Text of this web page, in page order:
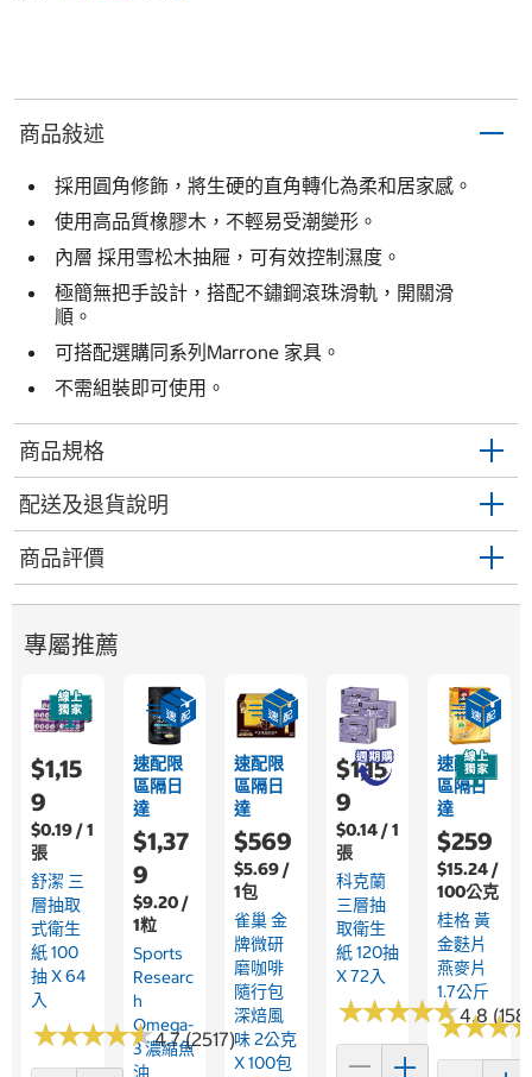
商品敍述
採用圓角修飾，將生硬的直角轉化為柔和居家感。
使用高品質橡膠木，不輕易受潮變形。
內層 採用雪松木抽屜，可有效控制濕度。
極簡無把手設計，搭配不鏽鋼滾珠滑軌，開關滑
順。
可搭配選購同系列Marrone 家具。
不需組裝即可使用。
商品規格
配送及退貨說明
商品評價
專屬推薦
$1,15
9
$0.19 / 1
張
舒潔 三
層抽取
式衛生
紙 100
抽 X 64
入
★★★★★
★★★★★4.7 (2517)
速配限
區隔日
達
$1,37
9
$9.20 /
1粒
Sports
Researc
H
Omega-
3 濃縮魚
油
速配限
區隔日
達
$569
$5.69 /
1包
雀巢 金
牌微研
磨咖啡
隨行包
深焙風
味 2公克
X 100包
$1,15
9
$0.14 / 1
張
科克蘭
三層抽
取衛生
紙 120抽
X 72入
★★★★★
★★★★★4.8
速配限
區隔日
達
$259
$15.24 /
100公克
桂格 黃
金麩片
燕麥片
1.7公斤
★★★
★★★